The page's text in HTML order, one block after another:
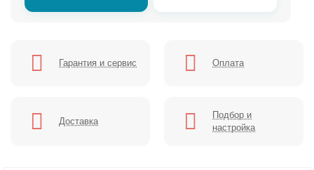
Гарантия и сервис Оплата
Доставка
Подбор и
настройка